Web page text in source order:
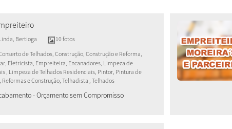
, Bertioga
10 fotos
de Telhados, Construção, Construção e Reforma,
Eletricista, Empreiteira, Encanadores, Limpeza de
, Limpeza de Telhados Residenciais, Pintor, Pintura de
e Construção, Telhadista , Telhados
- Orçamento sem Compromisso